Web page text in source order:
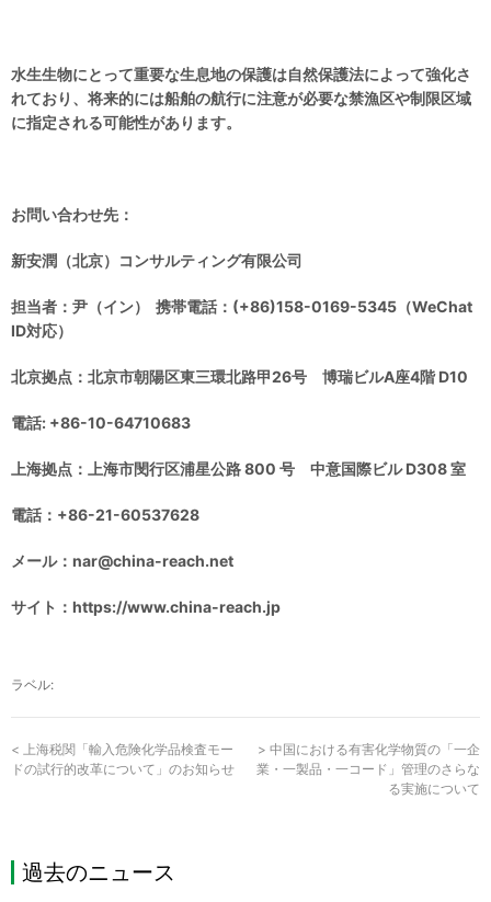
水生生物にとって重要な生息地の保護は自然保護法によって強化さ
れており、将来的には船舶の航行に注意が必要な禁漁区や制限区域
に指定される可能性があります。
お問い合わせ先：
新安潤（北京）コンサルティング有限公司
担当者：尹（イン） 携帯電話：(+86)158-0169-5345（WeChat
ID対応）
北京拠点：北京市朝陽区東三環北路甲26号 博瑞ビルA座4階 D10
電話: +86-10-64710683
上海拠点：上海市閔行区浦星公路 800 号 中意国際ビル D308 室
電話：+86-21-60537628
メール：nar@china-reach.net
サイト：https://www.china-reach.jp
ラベル:
< 上海税関「輸入危険化学品検査モー
ドの試行的改革について」のお知らせ
> 中国における有害化学物質の「一企
業・一製品・一コード」管理のさらな
る実施について
過去のニュース